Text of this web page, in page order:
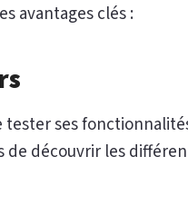
avantages clés :
ses
de découvrir les